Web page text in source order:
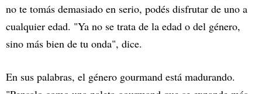
no te tomás demasiado en serio, podés disfrutar de uno a
cualquier edad. "Ya no se trata de la edad o del género,
sino más bien de tu onda", dice.
En sus palabras, el género gourmand está madurando.